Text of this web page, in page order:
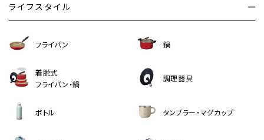
ライフスタイル
フライパン 鍋
着脱式
フライパン・鍋
調理器具
ボトル タンブラー・マグカップ